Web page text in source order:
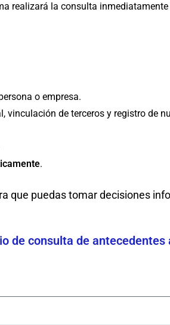
realizará la consulta
o empresa.
vinculación de terceros y registro de
.
que puedas tomar decisiones
de consulta de